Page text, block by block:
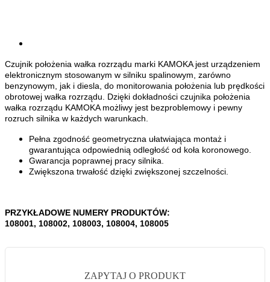
Czujnik położenia wałka rozrządu marki KAMOKA jest urządzeniem
elektronicznym stosowanym w silniku spalinowym, zarówno
benzynowym, jak i diesla, do monitorowania położenia lub prędkości
obrotowej wałka rozrządu. Dzięki dokładności czujnika położenia
wałka rozrządu KAMOKA możliwy jest bezproblemowy i pewny
rozruch silnika w każdych warunkach.
Pełna zgodność geometryczna ułatwiająca montaż i
gwarantująca odpowiednią odległość od koła koronowego.
Gwarancja poprawnej pracy silnika.
Zwiększona trwałość dzięki zwiększonej szczelności.
PRZYKŁADOWE NUMERY PRODUKTÓW:
108001, 108002, 108003, 108004, 108005
ZAPYTAJ O PRODUKT